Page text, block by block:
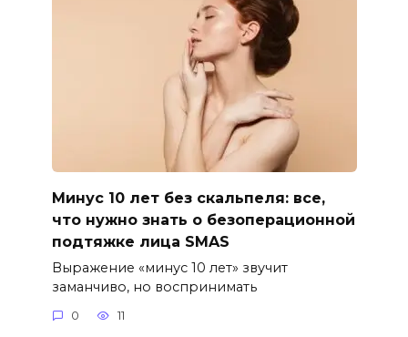
Минус 10 лет без скальпеля: все,
что нужно знать о безоперационной
подтяжке лица SMAS
Выражение «минус 10 лет» звучит
заманчиво, но воспринимать
0 11